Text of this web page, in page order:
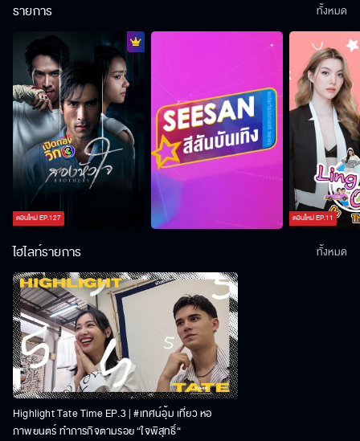
รายการ
ตอนใหม่EP.127 ตอนใหม่EP.11
ทั้งหมด
ไฮไลท์รายการ
Highlight Tate Time EP.3 | #เทศน์อุ้ม เที่ยว หอ
ภาพยนตร์ ทำภารกิจตามรอย “ใจพิสุทธิ์“
ทั้งหมด